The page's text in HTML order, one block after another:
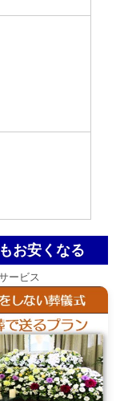
お安くなる
ービス